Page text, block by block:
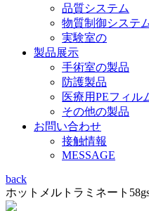
品質システム
物質制御システ
実験室の
製品展示
手術室の製品
防護製品
医療用PEフィル
その他の製品
お問い合わせ
接触情報
MESSAGE
back
ホットメルトラミネート